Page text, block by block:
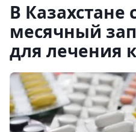
В
месячный
для лечения